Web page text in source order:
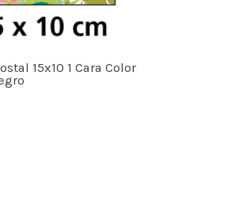
15x10 1 Cara Color